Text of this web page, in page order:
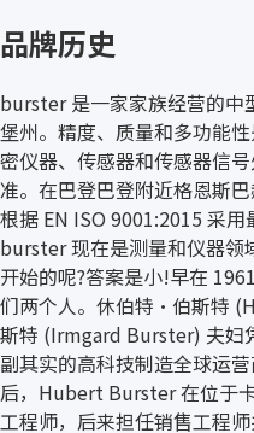
品牌历史
burster 是一家家族经营的中
堡州。精度、质量和多功能
密仪器、传感器和传感器信
准。在巴登巴登附近格恩斯
根据 EN ISO 9001:2015 采用
burster 现在是测量和仪器领
开始的呢?答案是小!早在
们两个人。休伯特·伯斯特
斯特 (Irmgard Burster) 夫妇
副其实的高科技制造全球运
后，Hubert Burster 在位于
工程师，后来担任销售工程